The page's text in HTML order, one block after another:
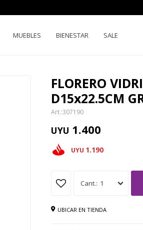
MUEBLES BIENESTAR SALE
FLORERO
D15x22.5CM
307190
UYU 1.400
UYU 1.190
1
UBICAR EN TIENDA